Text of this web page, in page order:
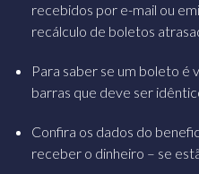
recebidos por e-mail ou
recálculo de boletos
Para saber se um boleto é
barras que deve ser
Confira os dados do
receber o dinheiro – se